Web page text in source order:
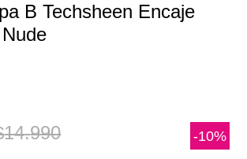
B Techsheen Encaje
14.990 -10%